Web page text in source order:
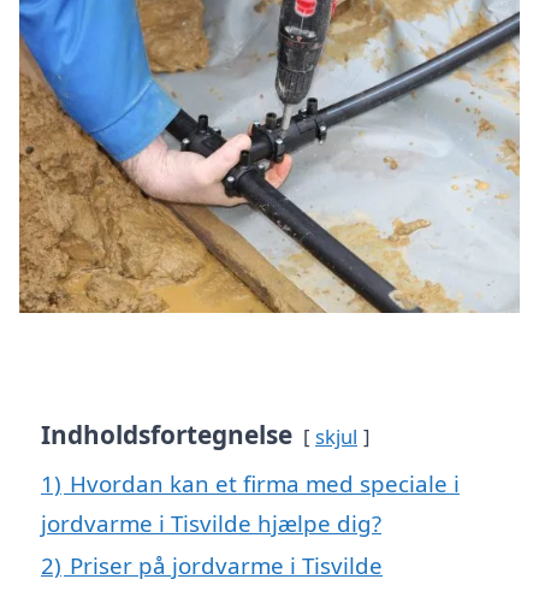
Indholdsfortegnelse skjul
1) Hvordan kan et firma med speciale i
jordvarme i Tisvilde hjælpe dig?
2) Priser på jordvarme i Tisvilde